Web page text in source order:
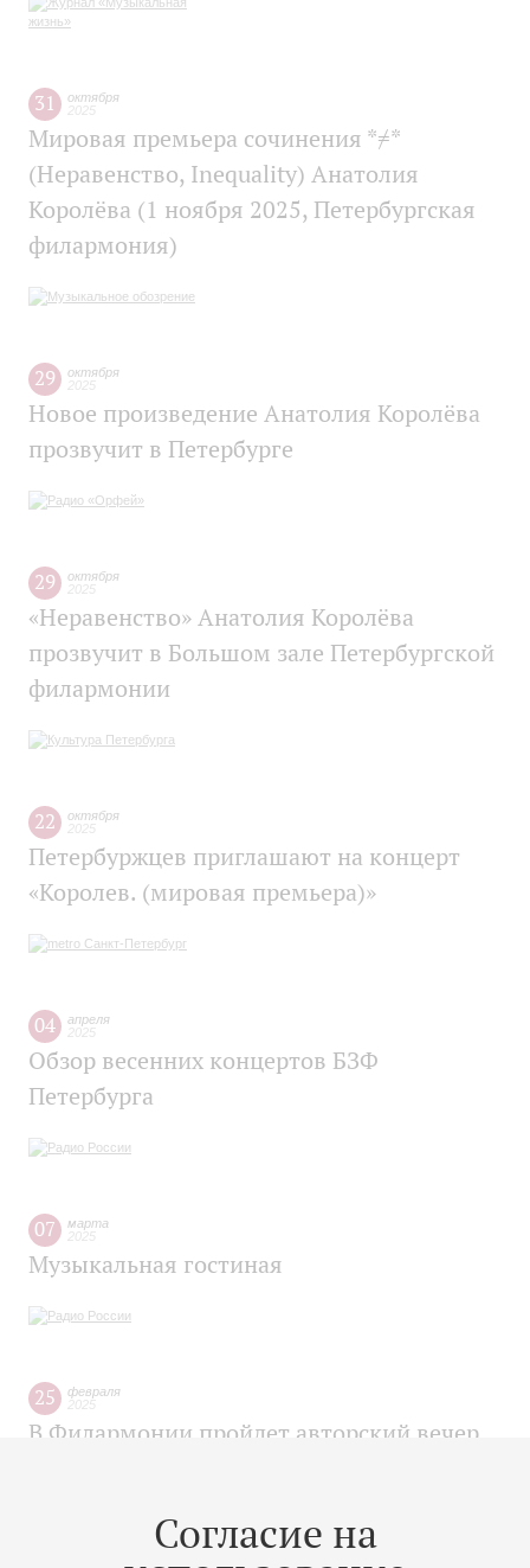
Согласие на
31
октября
2025
Мировая премьера сочинения *≠*
(Неравенство, Inequality) Анатолия
Королёва (1 ноября 2025, Петербургская
филармония)
29
октября
2025
Новое произведение Анатолия Королёва
прозвучит в Петербурге
29
октября
2025
«Неравенство» Анатолия Королёва
прозвучит в Большом зале Петербургской
филармонии
22
октября
2025
Петербуржцев приглашают на концерт
«Королев. (мировая премьера)»
04
апреля
2025
Обзор весенних концертов БЗФ
Петербурга
07
марта
2025
Музыкальная гостиная
25
февраля
2025
В Филармонии пройдет авторский вечер